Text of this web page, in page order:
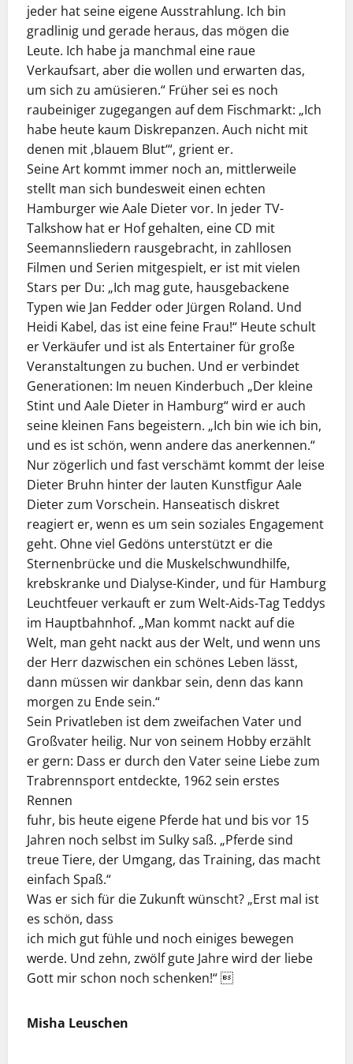
jeder hat seine eigene Ausstrahlung. Ich bin
gradlinig und gerade heraus, das mögen die
Leute. Ich habe ja manchmal eine raue
Verkaufsart, aber die wollen und erwarten das,
um sich zu amüsieren.“ Früher sei es noch
raubeiniger zugegangen auf dem Fischmarkt: „Ich
habe heute kaum Diskrepanzen. Auch nicht mit
denen mit ,blauem Blut‘“, grient er.
Seine Art kommt immer noch an, mittlerweile
stellt man sich bundesweit einen echten
Hamburger wie Aale Dieter vor. In jeder TV-
Talkshow hat er Hof gehalten, eine CD mit
Seemannsliedern rausgebracht, in zahllosen
Filmen und Serien mitgespielt, er ist mit vielen
Stars per Du: „Ich mag gute, hausgebackene
Typen wie Jan Fedder oder Jürgen Roland. Und
Heidi Kabel, das ist eine feine Frau!“ Heute schult
er Verkäufer und ist als Entertainer für große
Veranstaltungen zu buchen. Und er verbindet
Generationen: Im neuen Kinderbuch „Der kleine
Stint und Aale Dieter in Hamburg“ wird er auch
seine kleinen Fans begeistern. „Ich bin wie ich bin,
und es ist schön, wenn andere das anerkennen.“
Nur zögerlich und fast verschämt kommt der leise
Dieter Bruhn hinter der lauten Kunstfigur Aale
Dieter zum Vorschein. Hanseatisch diskret
reagiert er, wenn es um sein soziales Engagement
geht. Ohne viel Gedöns unterstützt er die
Sternenbrücke und die Muskelschwundhilfe,
krebskranke und Dialyse-Kinder, und für Hamburg
Leuchtfeuer verkauft er zum Welt-Aids-Tag Teddys
im Hauptbahnhof. „Man kommt nackt auf die
Welt, man geht nackt aus der Welt, und wenn uns
der Herr dazwischen ein schönes Leben lässt,
dann müssen wir dankbar sein, denn das kann
morgen zu Ende sein.“
Sein Privatleben ist dem zweifachen Vater und
Großvater heilig. Nur von seinem Hobby erzählt
er gern: Dass er durch den Vater seine Liebe zum
Trabrennsport entdeckte, 1962 sein erstes
Rennen
fuhr, bis heute eigene Pferde hat und bis vor 15
Jahren noch selbst im Sulky saß. „Pferde sind
treue Tiere, der Umgang, das Training, das macht
einfach Spaß.“
Was er sich für die Zukunft wünscht? „Erst mal ist
es schön, dass
ich mich gut fühle und noch einiges bewegen
werde. Und zehn, zwölf gute Jahre wird der liebe
Gott mir schon noch schenken!“ 
Misha Leuschen